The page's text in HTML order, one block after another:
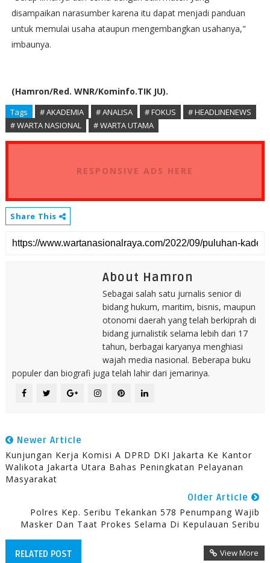
disampaikan narasumber karena itu dapat menjadi panduan
untuk memulai usaha ataupun mengembangkan usahanya,"
imbaunya.
(Hamron/Red. WNR/Kominfo.TIK JU).
Tags # AKADEMIA # ANALISA # FOKUS
# HEADLINENEWS
# WARTA NASIONAL
# WARTA UTAMA
RESPONSIVE ADS HERE
Share This
About Hamron
Sebagai salah satu jurnalis senior di
bidang hukum, maritim, bisnis, maupun
otonomi daerah yang telah berkiprah di
bidang jurnalistik selama lebih dari 17
tahun, berbagai karyanya menghiasi
wajah media nasional. Beberapa buku
populer dan biografi juga telah lahir dari jemarinya.
Newer Article
Kunjungan Kerja Komisi A DPRD DKI Jakarta Ke Kantor
Walikota Jakarta Utara Bahas Peningkatan Pelayanan
Masyarakat
Older Article
Polres Kep. Seribu Tekankan 578 Penumpang Wajib
Masker Dan Taat Prokes Selama Di Kepulauan Seribu
RELATED POST View More